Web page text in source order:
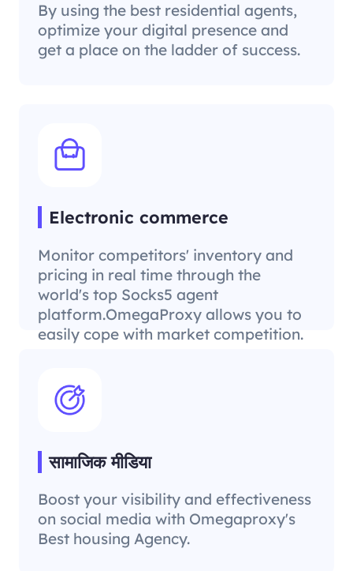
By using the best residential agents,
optimize your digital presence and
get a place on the ladder of success.
Electronic commerce
Monitor competitors' inventory and
pricing in real time through the
world's top Socks5 agent
platform.OmegaProxy allows you to
easily cope with market competition.
सामाजिक मीडिया
Boost your visibility and effectiveness
on social media with Omegaproxy's
Best housing Agency.